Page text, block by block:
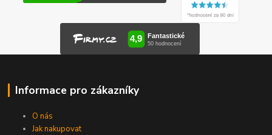
Informace pro zákazníky
O nás
Jak nakupovat